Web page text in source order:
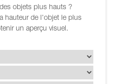
objets plus hauts ?
hauteur de l'objet le plus
un aperçu visuel.